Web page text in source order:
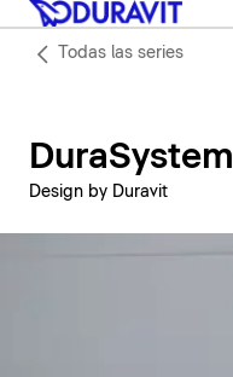
Todas las series
DuraSystem
Design by Duravit